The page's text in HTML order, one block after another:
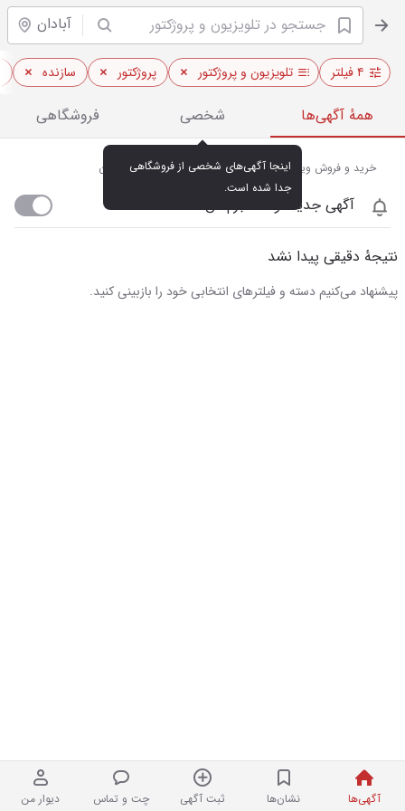
آبادان
آگهی‌ها نشان‌ها ثبت آگهی چت و تماس دیوار من
۴ فیلتر تلویزیون و پروژکتور پروژکتور سازنده
همهٔ آگهی‌ها شخصی فروشگاهی
جدا شده است.
خرید و فروش ویدئو پروژکتور و تلویزیون‌های هوشمند در آبادان
آگهی جدید اومد خبرم کن
نتیجهٔ دقیقی پیدا نشد
پیشنهاد می‌کنیم دسته و فیلترهای انتخابی خود را بازبینی کنید.